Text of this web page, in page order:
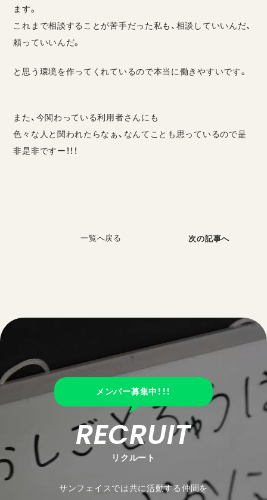
ます。
これまで相談することが苦手だった私も、相談していいんだ、
頼っていいんだ。
と思う環境を作ってくれているので本当に働きやすいです。
また、今関わっている利用者さんにも
色々な人と関われたらなぁ、なんてことも思っているので是
非是非ですー！！！
一覧へ戻る 次の記事へ
メンバー募集中！！！
RECRUIT
リクルート
サンフェイスでは共に活動する仲間を